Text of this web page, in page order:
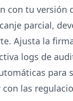
tu versión
parcial,
Ajusta la
logs de
para
las